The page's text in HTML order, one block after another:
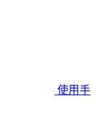
使用手